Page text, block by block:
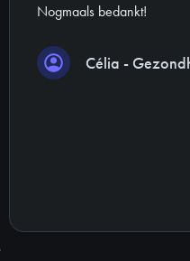
Célia -
Nogmaals bedankt!